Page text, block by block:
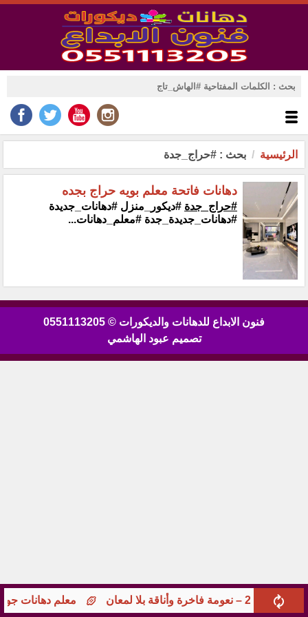
الرئيسية بحث : #حراج_جدة
وأناقة بلا لمعان معلم دهانات جوامع
دهانات فاتحة معلم بويه حراج بجده
#حراج_جدة #ديكور_منزل #دهانات_جديدة
#دهانات_جديدة_جدة #معلم_دهانات...
فنون الابداع للدهانات والديكورات © 0551113205
تصميم عبود الهاشمي